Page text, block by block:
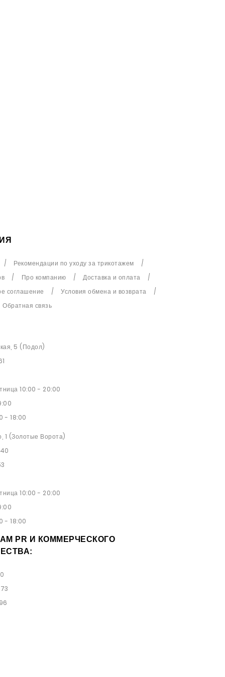
Рекомендации по уходу за трикотажем
Про компанию
Доставка и оплата
соглашение
Условия обмена и возврата
Обратная связь
5 (Подол)
10:00 - 20:00
- 18:00
1 (Золотые Ворота)
10:00 - 20:00
- 18:00
PR И КОММЕРЧЕСКОГО